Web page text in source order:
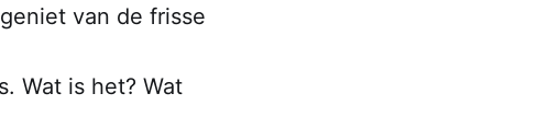
van de frisse
Wat is het? Wat